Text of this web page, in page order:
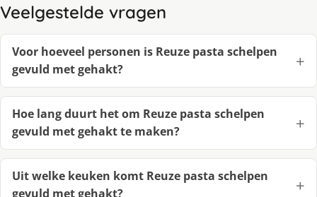
Veelgestelde vragen
Voor hoeveel personen is Reuze pasta schelpen
gevuld met gehakt?
Hoe lang duurt het om Reuze pasta schelpen
gevuld met gehakt te maken?
Uit welke keuken komt Reuze pasta schelpen
gevuld met gehakt?